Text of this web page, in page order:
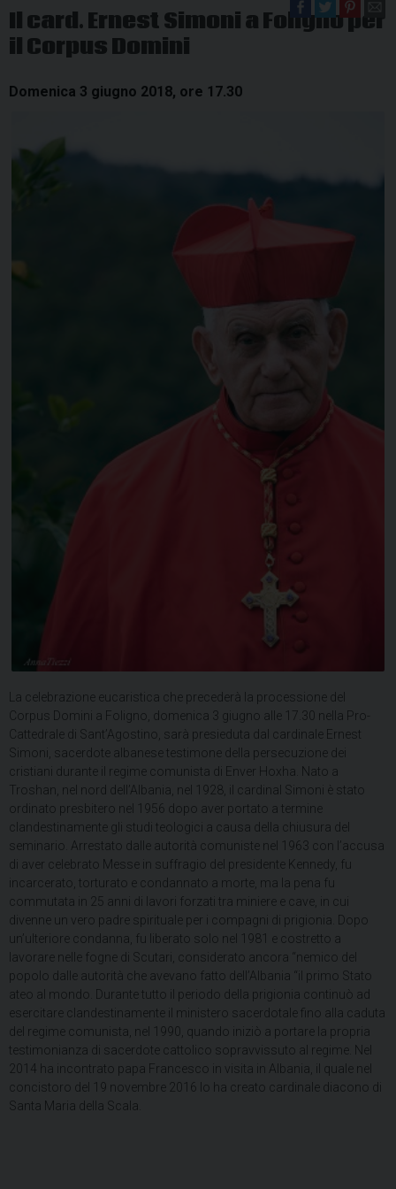
Il card. Ernest Simoni a Foligno per
il Corpus Domini
Domenica 3 giugno 2018, ore 17.30
La celebrazione eucaristica che precederà la processione del
Corpus Domini a Foligno, domenica 3 giugno alle 17.30 nella Pro-
Cattedrale di Sant’Agostino, sarà presieduta dal cardinale Ernest
Simoni, sacerdote albanese testimone della persecuzione dei
cristiani durante il regime comunista di Enver Hoxha. Nato a
Troshan, nel nord dell’Albania, nel 1928, il cardinal Simoni è stato
ordinato presbitero nel 1956 dopo aver portato a termine
clandestinamente gli studi teologici a causa della chiusura del
seminario. Arrestato dalle autorità comuniste nel 1963 con l’accusa
di aver celebrato Messe in suffragio del presidente Kennedy, fu
incarcerato, torturato e condannato a morte, ma la pena fu
commutata in 25 anni di lavori forzati tra miniere e cave, in cui
divenne un vero padre spirituale per i compagni di prigionia. Dopo
un’ulteriore condanna, fu liberato solo nel 1981 e costretto a
lavorare nelle fogne di Scutari, considerato ancora “nemico del
popolo dalle autorità che avevano fatto dell’Albania “il primo Stato
ateo al mondo. Durante tutto il periodo della prigionia continuò ad
esercitare clandestinamente il ministero sacerdotale fino alla caduta
del regime comunista, nel 1990, quando iniziò a portare la propria
testimonianza di sacerdote cattolico sopravvissuto al regime. Nel
2014 ha incontrato papa Francesco in visita in Albania, il quale nel
concistoro del 19 novembre 2016 lo ha creato cardinale diacono di
Santa Maria della Scala.